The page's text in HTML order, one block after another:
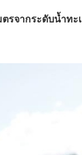
รจากระดับน้ำทะ